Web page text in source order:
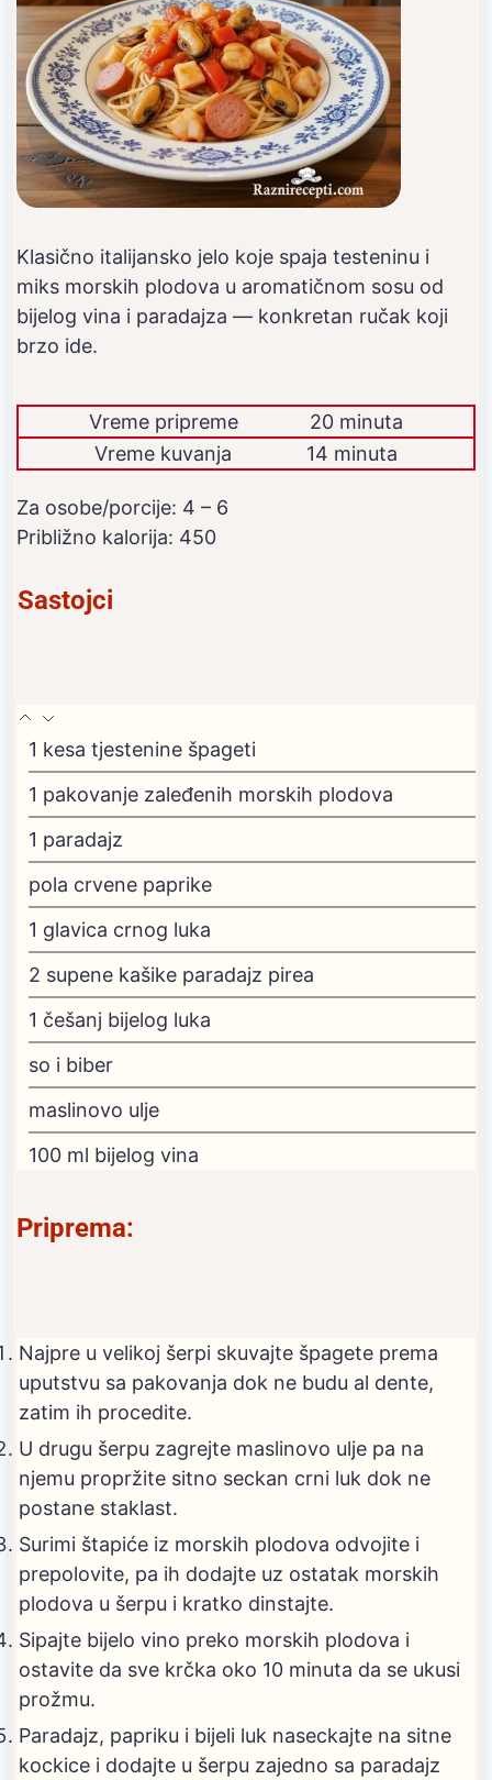
Klasično italijansko jelo koje spaja testeninu i
miks morskih plodova u aromatičnom sosu od
bijelog vina i paradajza — konkretan ručak koji
brzo ide.
Vreme pripreme
20 minuta
Vreme kuvanja
14 minuta
Za osobe/porcije: 4 – 6
Približno kalorija: 450
Sastojci
1 kesa tjestenine špageti
1 pakovanje zaleđenih morskih plodova
1 paradajz
pola crvene paprike
1 glavica crnog luka
2 supene kašike paradajz pirea
1 češanj bijelog luka
so i biber
maslinovo ulje
100 ml bijelog vina
Priprema:
Najpre u velikoj šerpi skuvajte špagete prema
uputstvu sa pakovanja dok ne budu al dente,
zatim ih procedite.
U drugu šerpu zagrejte maslinovo ulje pa na
njemu propržite sitno seckan crni luk dok ne
postane staklast.
Surimi štapiće iz morskih plodova odvojite i
prepolovite, pa ih dodajte uz ostatak morskih
plodova u šerpu i kratko dinstajte.
Sipajte bijelo vino preko morskih plodova i
ostavite da sve krčka oko 10 minuta da se ukusi
prožmu.
Paradajz, papriku i bijeli luk naseckajte na sitne
kockice i dodajte u šerpu zajedno sa paradajz